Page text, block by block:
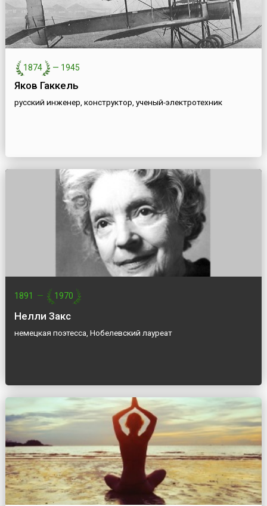
1874 — 1945
Яков Гаккель
русский инженер, конструктор, ученый-электротехник
1891 — 1970
Нелли Закс
немецкая поэтесса, Нобелевский лауреат